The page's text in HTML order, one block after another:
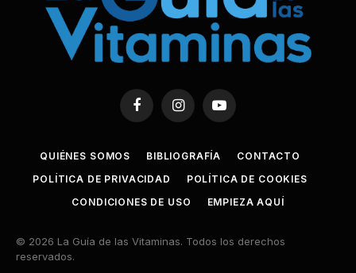
FacebookInstagramYouTube
QUIÉNES SOMOS BIBLIOGRAFÍA
CONTACTO
POLÍTICA DE PRIVACIDAD
POLÍTICA DE COOKIES
CONDICIONES DE USO
EMPIEZA AQUÍ
© 2026 La Guía de las Vitaminas. Todos los derechos
reservados.